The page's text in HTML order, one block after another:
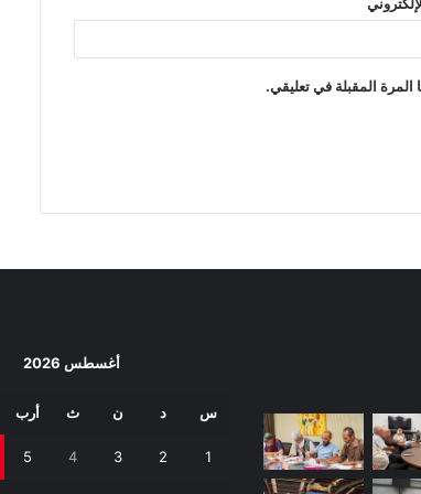
المرة المقبلة في تعليقي.
أغسطس 2026
س د ن ث أرب
1
2
3
4
5